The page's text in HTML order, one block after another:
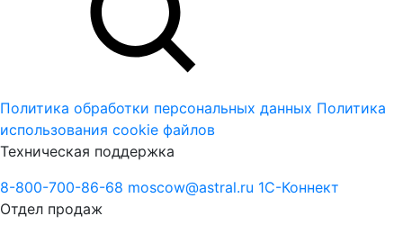
Политика обработки персональных данных Политика
использования cookie файлов
Техническая поддержка
8-800-700-86-68 moscow@astral.ru 1С-Коннект
Отдел продаж